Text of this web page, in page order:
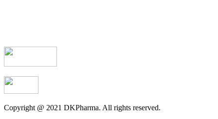
Copyright @ 2021 DKPharma. All rights reserved.